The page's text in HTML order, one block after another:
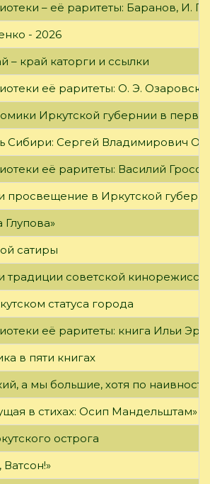
– её раритеты: Баранов, И.
- 2026
– край каторги и ссылки
её раритеты: О. Э.
Иркутской губернии в
Сибири: Сергей Владимирович
её раритеты: Василий
просвещение в Иркутской
сатиры
традиции советской
статуса города
её раритеты: книга Ильи
в пяти книгах
а мы большие, хотя по
в стихах: Осип Мандельштам»
острога